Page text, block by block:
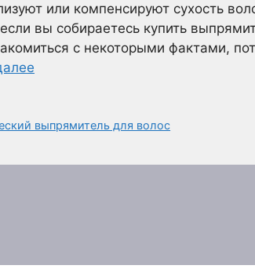
или компенсируют сухость
вы собираетесь купить
с некоторыми фактами,
выпрямитель для волос